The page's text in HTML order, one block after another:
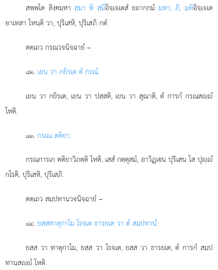
สพฺพโต ลิงฺคมฺหา สฺมา หิ สฺมึอิจฺเจเตสํ ยถากฺกมํ มฺหา, ภิ, มฺหิอิจฺเจเต
อาเทสา โหนฺติ วา, ปุริเสหิ, ปุริเสภิ กตํ.
ตตฺเถว กรณวจนิจฺฉายํ –
๘๒. เยน วา กยิรเต ตํ กรณํ.
เยน วา กยิรเต, เยน วา ปสฺสติ, เยน วา สุณาติ, ตํ การกํ กรณสฺํ
โหติ.
๘๓. กรเณ ตติยา.
กรณการเก ตติยาวิภตฺติ โหติ, เสสํ กตฺตุสมํ, อาวิฏฺเน ปุริเสน โส ปุฺํ
กโรติ, ปุริเสหิ, ปุริเสภิ.
ตตฺเถว สมฺปทานวจนิจฺฉายํ –
๘๔. ยสฺสทาตุกาโม โรจเต ธารยเต วา ตํ สมฺปทานํ.
ยสฺส วา ทาตุกาโม, ยสฺส วา โรจเต, ยสฺส วา ธารยเต, ตํ การกํ สมฺป
ทานสฺํ โหติ.